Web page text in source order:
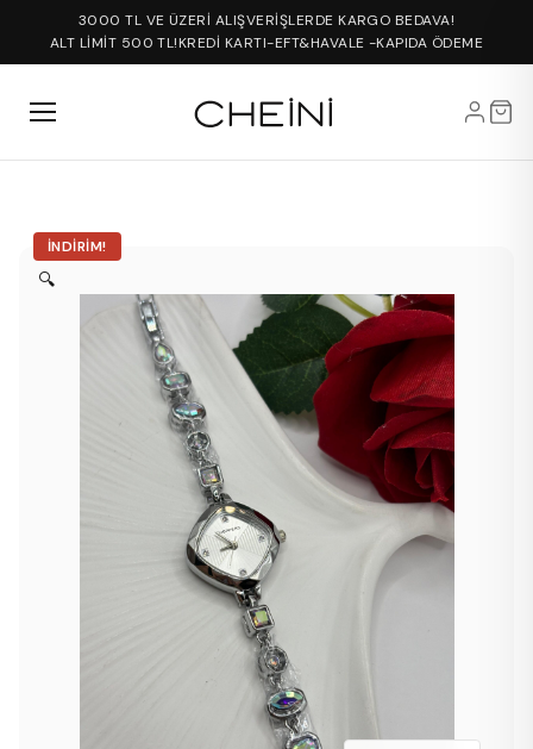
3000 TL VE ÜZERİ ALIŞVERİŞLERDE KARGO BEDAVA!
ALT LİMİT 500 TL!KREDİ KARTI-EFT&HAVALE -KAPIDA ÖDEME
İNDIRIM!
🔍